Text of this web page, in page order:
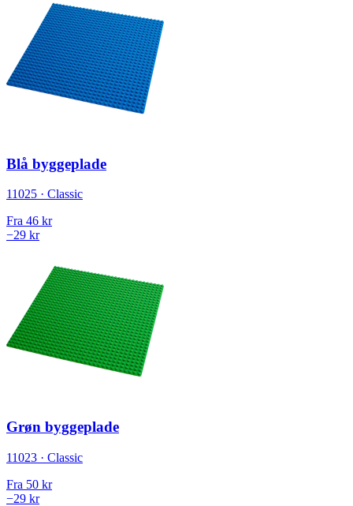
Blå byggeplade
11025 · Classic
Fra 46 kr
−29 kr
Grøn byggeplade
11023 · Classic
Fra 50 kr
−29 kr